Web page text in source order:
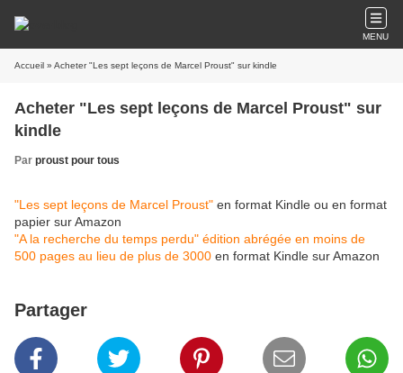
MENU
Accueil » Acheter "Les sept leçons de Marcel Proust" sur kindle
Acheter "Les sept leçons de Marcel Proust" sur
kindle
Par proust pour tous
"Les sept leçons de Marcel Proust" en format Kindle ou en format
papier sur Amazon
"A la recherche du temps perdu" édition abrégée en moins de
500 pages au lieu de plus de 3000 en format Kindle sur Amazon
Partager